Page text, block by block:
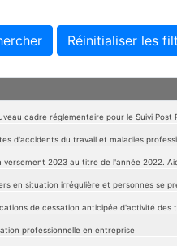
Réinitialiser les
cadre réglementaire pour le Suivi Post
d'accidents du travail et maladies
versement 2023 au titre de l'année 2022.
en situation irrégulière et personnes se
de cessation anticipée d'activité des
professionnelle en entreprise